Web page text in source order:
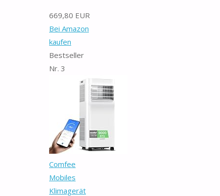
669,80 EUR
Bei Amazon
kaufen
Bestseller
Nr. 3
Comfee
Mobiles
Klimagerät